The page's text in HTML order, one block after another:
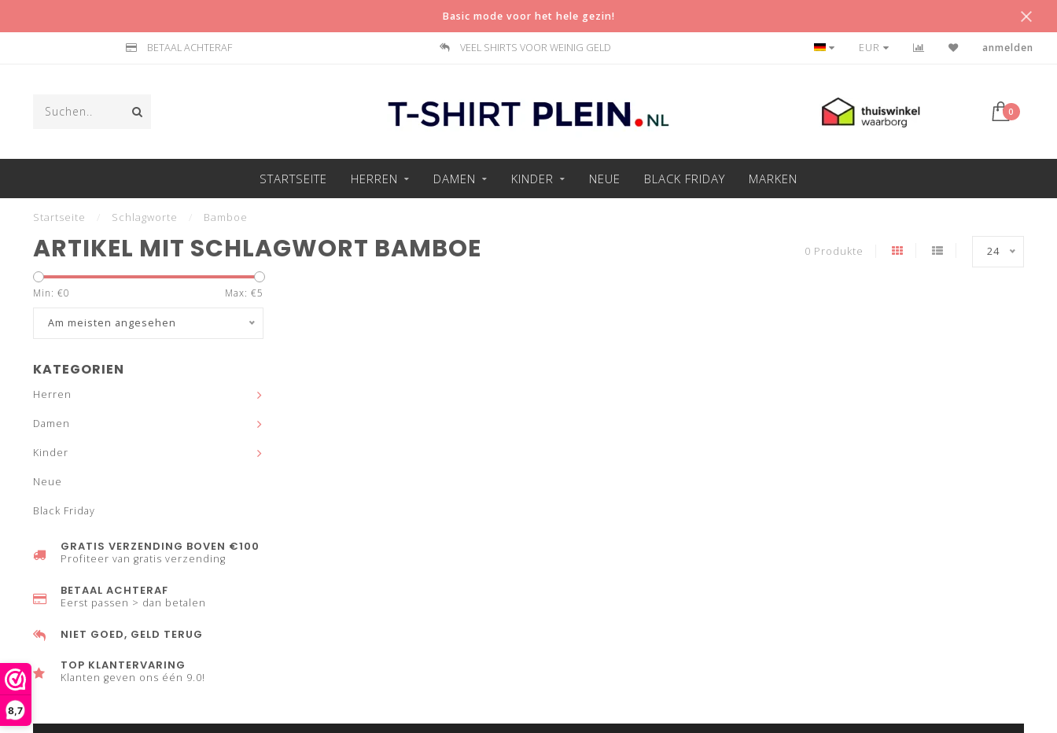
8,7
Basic mode voor het hele gezin!
BETAAL ACHTERAF VEEL SHIRTS VOOR WEINIG GELD KLANTEN GEVEN ONS ÉÉN 9.0!
EUR anmelden
0
STARTSEITE HERREN DAMEN KINDER NEUE BLACK FRIDAY MARKEN
Startseite Schlagworte Bamboe
ARTIKEL MIT SCHLAGWORT BAMBOE 0 Produkte 24
Min: €0 Max: €5
Am meisten angesehen
KATEGORIEN
Herren
Damen
Kinder
Neue
Black Friday
GRATIS VERZENDING BOVEN €100
Profiteer van gratis verzending
BETAAL ACHTERAF
Eerst passen > dan betalen
NIET GOED, GELD TERUG
TOP KLANTERVARING
Klanten geven ons één 9.0!